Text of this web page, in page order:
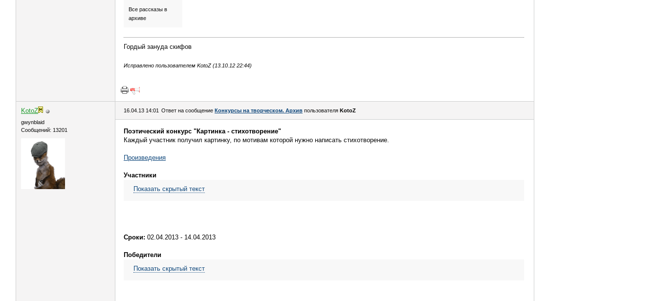
Все рассказы в
архиве
Гордый зануда скифов
Исправлено пользователем KotoZ (13.10.12 22:44)
KotoZ
gwynblaid
Сообщений: 13201
16.04.13 14:01 Ответ на сообщение Конкурсы на творческом. Архив пользователя KotoZ
Поэтический конкурс "Картинка - стихотворение"
Каждый участник получил картинку, по мотивам которой нужно написать стихотворение.
Произведения
Участники
Показать скрытый текст
Сроки: 02.04.2013 - 14.04.2013
Победители
Показать скрытый текст